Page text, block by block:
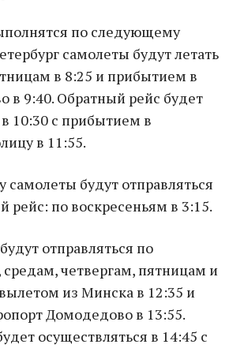
по следующему
самолеты будут летать
в 8:25 и прибытием в
в 9:40. Обратный рейс будет
10:30 с прибытием в
в 11:55.
самолеты будут отправляться
рейс: по воскресеньям в 3:15.
отправляться по
четвергам, пятницам и
из Минска в 12:35 и
Домодедово в 13:55.
осуществляться в 14:45 с